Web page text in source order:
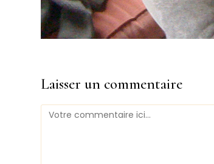
Laisser un commentaire
Comment